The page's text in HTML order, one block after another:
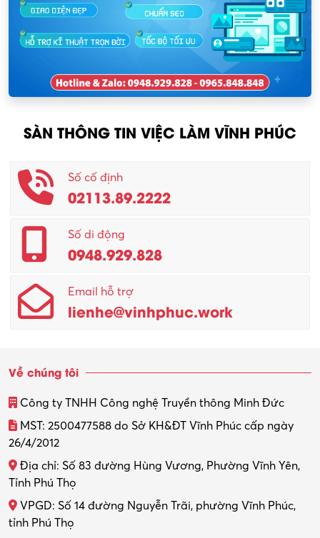
Nhân sự
Nhân viên kinh doanh
Nhân viên thu mua
Nhân viên CSKH
Phục vụ khác
Promotion Girl (PG)
Quản lý – Giám đốc
Quản lý chất lượng – QC
Quản lý sản xuất
Quản trị kinh doanh
Thiết kế nội thất
Thợ máy – Ô tô – Xe máy
Thực tập
KCN Lập Thạch I
KCN Sông Lô I
KCN Tam Dương
SÀN THÔNG TIN VIỆC LÀM VĨNH PHÚC
Số cố định
02113.89.2222
Số di động
0948.929.828
Email hỗ trợ
lienhe@vinhphuc.work
Về chúng tôi
Công ty TNHH Công nghệ Truyền thông Minh Đức
MST: 2500477588 do Sở KH&ĐT Vĩnh Phúc cấp ngày
26/4/2012
Địa chỉ: Số 83 đường Hùng Vương, Phường Vĩnh Yên,
Tỉnh Phú Thọ
VPGD: Số 14 đường Nguyễn Trãi, phường Vĩnh Phúc,
tỉnh Phú Thọ